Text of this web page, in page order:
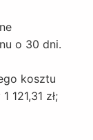
o 30 dni.
kosztu
121,31 zł;